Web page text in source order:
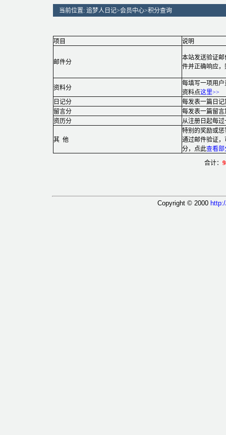
当前位置: 追梦人日记>会员中心>积分查询
项目 说明
邮件分
本站发送验证
件并正确响应，
资料分
每填写一项用户
资料点这里>>
日记分
每发表一篇日记
留言分
每发表一篇留言
资历分
从注册日起每过
其 他
特别的奖励或
通过邮件验证，
分，点此查看部
合计：
Copyright © 2000